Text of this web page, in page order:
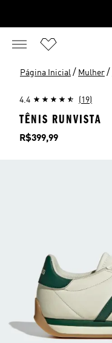
Página Inicial / Mulher /
4.4 (19)
TÊNIS RUNVISTA
Preço
R$399,99